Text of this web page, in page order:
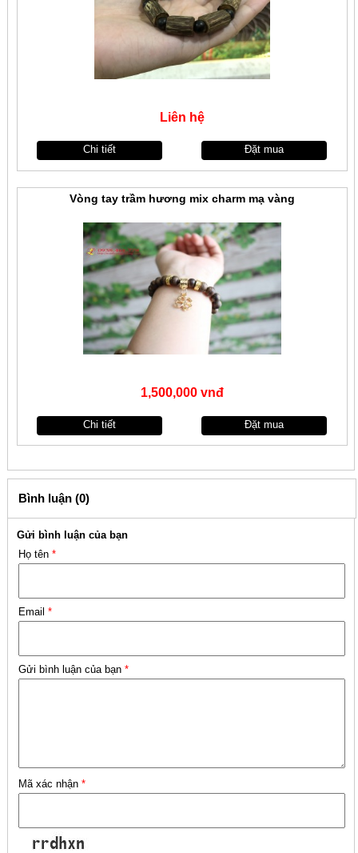
Liên hệ
Chi tiết Đặt mua
Vòng tay trầm hương mix charm mạ vàng
1,500,000 vnđ
Chi tiết Đặt mua
Bình luận (0)
Gửi bình luận của bạn
Họ tên *
Email *
Gửi bình luận của bạn *
Mã xác nhận *